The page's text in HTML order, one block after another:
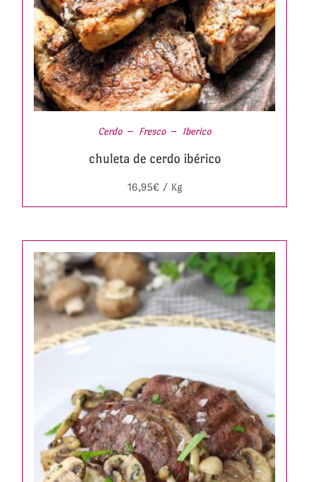
Cerdo Fresco Iberico
chuleta de cerdo ibérico
16,95€/ Kg